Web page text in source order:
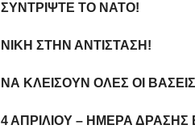
ΣΥΝΤΡΙΨΤΕ ΤΟ ΝΑΤΟ!
ΝΙΚΗ ΣΤΗΝ ΑΝΤΙΣΤΑΣΗ!
ΝΑ ΚΛΕΙΣΟΥΝ ΟΛΕΣ ΟΙ
4 ΑΠΡΙΛΙΟΥ – ΗΜΕΡΑ